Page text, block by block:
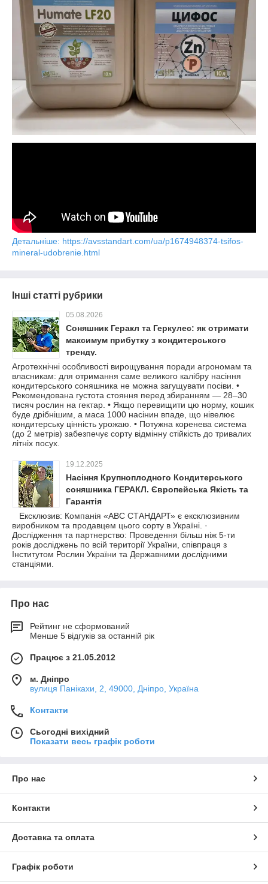
Детальніше: https://avsstandart.com/ua/p1674948374-tsifos-
mineral-udobrenie.html
Інші статті рубрики
05.08.2026
Соняшник Геракл та Геркулес: як отримати
максимум прибутку з кондитерського
тренду.
Агротехнічні особливості вирощування поради агрономам та
власникам: для отримання саме великого калібру насіння
кондитерського соняшника не можна загущувати посіви. •
Рекомендована густота стояння перед збиранням — 28–30
тисяч рослин на гектар. • Якщо перевищити цю норму, кошик
буде дрібнішим, а маса 1000 насінин впаде, що нівелює
кондитерську цінність урожаю. • Потужна коренева система
(до 2 метрів) забезпечує сорту відмінну стійкість до тривалих
літніх посух.
19.12.2025
Насіння Крупноплодного Кондитерського
соняшника ГЕРАКЛ. Європейська Якість та
Гарантія
Ексклюзив: Компанія «АВС СТАНДАРТ» є ексклюзивним
виробником та продавцем цього сорту в Україні. ·
Дослідження та партнерство: Проведення більш ніж 5-ти
років досліджень по всій території України, співпраця з
Інститутом Рослин України та Державними дослідними
станціями.
Про нас
Рейтинг не сформований
Менше 5 відгуків за останній рік
Працює з 21.05.2012
м. Дніпро
вулиця Панікахи, 2, 49000, Дніпро, Україна
Контакти
Сьогодні вихідний
Показати весь графік роботи
Про нас
Контакти
Доставка та оплата
Графік роботи